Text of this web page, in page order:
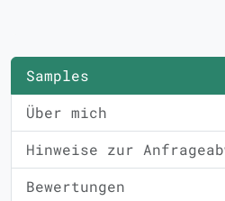
Samples
Über mich
Hinweise zur
Bewertungen